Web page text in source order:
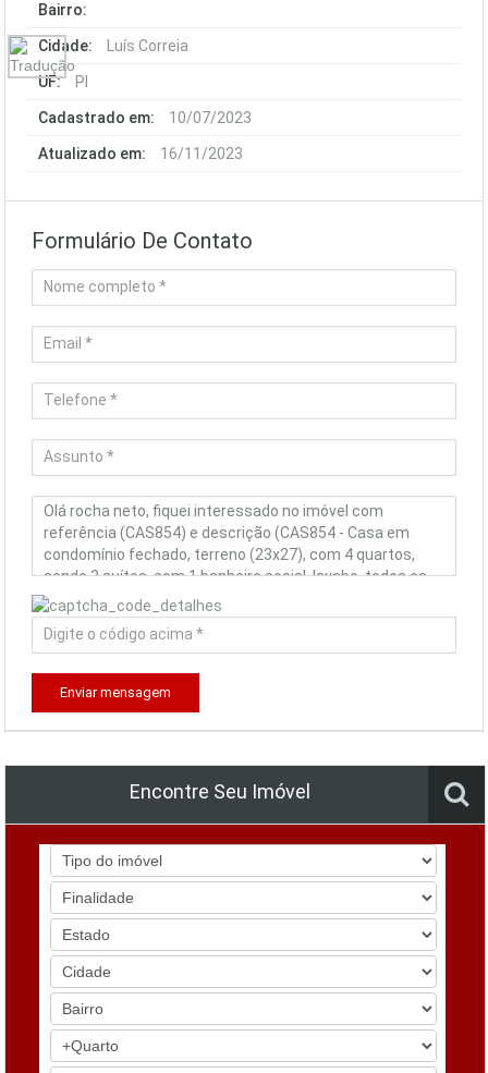
Bairro:
Cidade: Luís Correia
UF: PI
Cadastrado em: 10/07/2023
Atualizado em: 16/11/2023
Formulário De Contato
Enviar mensagem
Encontre Seu Imóvel